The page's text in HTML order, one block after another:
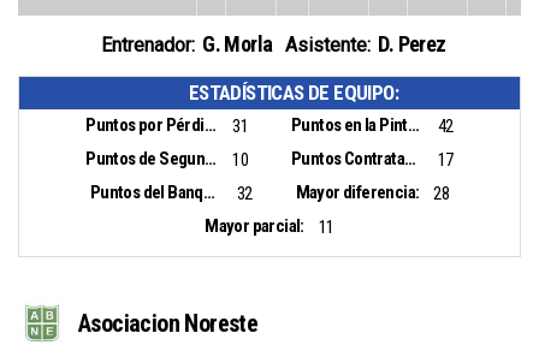
Entrenador: G. Morla Asistente: D. Perez
ESTADÍSTICAS DE EQUIPO:
Puntos por Pérdidas: 31 Puntos en la Pintura:
42
Puntos de Segunda Oportunidad:
10 Puntos Contrataque:
17
Puntos del Banquillo:
32 Mayor diferencia:
28
Mayor parcial:
11
Asociacion Noreste